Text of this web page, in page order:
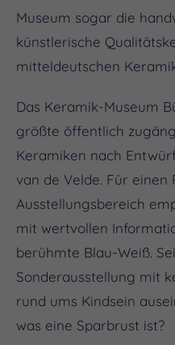
Museum sogar die
künstlerische
mitteldeutschen
Das Keramik-Museum
größte öffentlich
Keramiken nach
van de Velde. Für
Ausstellungsbereich
mit wertvollen
berühmte Blau-Weiß.
Sonderausstellung mit
rund ums Kindsein
was eine Sparbrust ist?